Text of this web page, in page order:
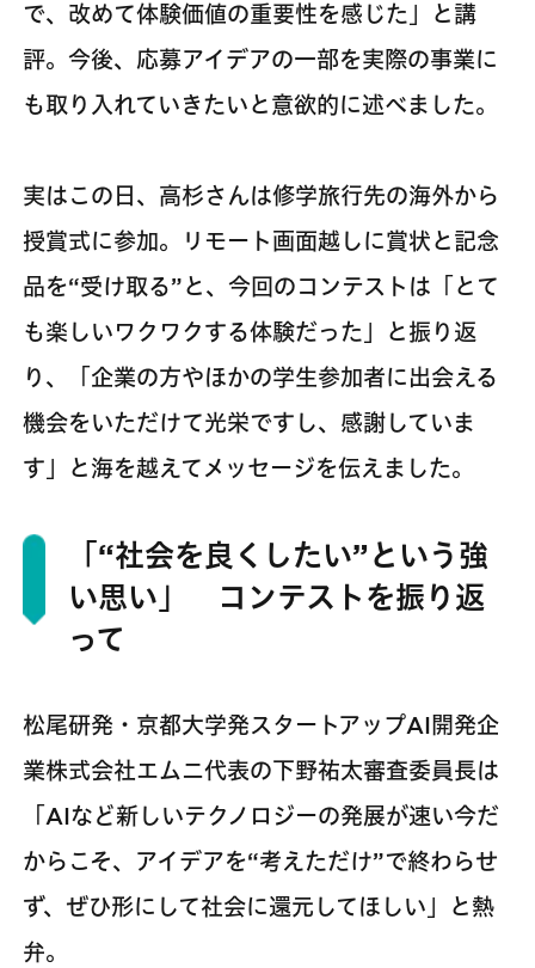
で、改めて体験価値の重要性を感じた」と講
評。今後、応募アイデアの一部を実際の事業に
も取り入れていきたいと意欲的に述べました。
実はこの日、高杉さんは修学旅行先の海外から
授賞式に参加。リモート画面越しに賞状と記念
品を“受け取る”と、今回のコンテストは「とて
も楽しいワクワクする体験だった」と振り返
り、「企業の方やほかの学生参加者に出会える
機会をいただけて光栄ですし、感謝していま
す」と海を越えてメッセージを伝えました。
「“社会を良くしたい”という強
い思い」 コンテストを振り返
って
松尾研発・京都大学発スタートアップAI開発企
業株式会社エムニ代表の下野祐太審査委員長は
「AIなど新しいテクノロジーの発展が速い今だ
からこそ、アイデアを“考えただけ”で終わらせ
ず、ぜひ形にして社会に還元してほしい」と熱
弁。